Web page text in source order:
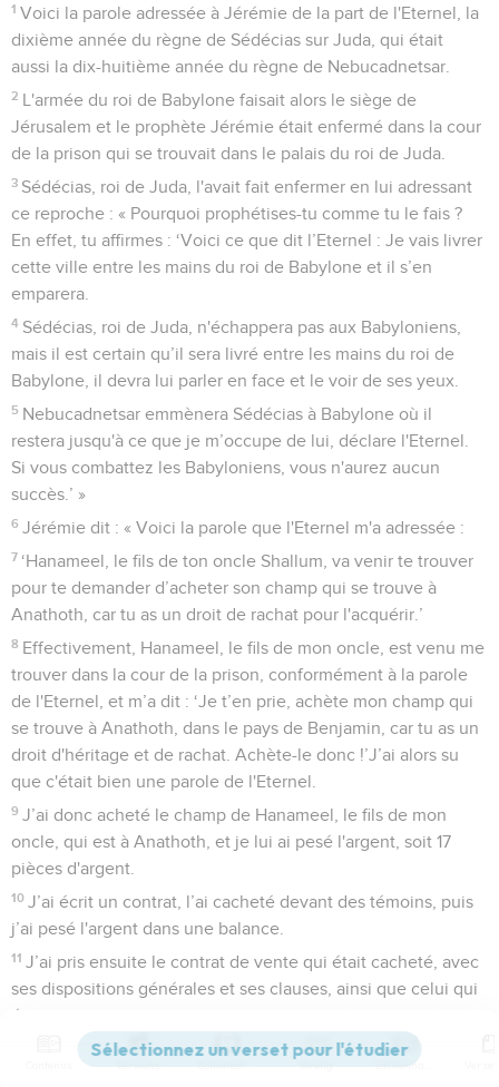
1 Voici la parole adressée à Jérémie de la part de l'Eternel, la
dixième année du règne de Sédécias sur Juda, qui était
aussi la dix-huitième année du règne de Nebucadnetsar.
2 L'armée du roi de Babylone faisait alors le siège de
Jérusalem et le prophète Jérémie était enfermé dans la cour
de la prison qui se trouvait dans le palais du roi de Juda.
3 Sédécias, roi de Juda, l'avait fait enfermer en lui adressant
ce reproche : « Pourquoi prophétises-tu comme tu le fais ?
En effet, tu affirmes : ‘Voici ce que dit l’Eternel : Je vais livrer
cette ville entre les mains du roi de Babylone et il s’en
emparera.
4 Sédécias, roi de Juda, n'échappera pas aux Babyloniens,
mais il est certain qu’il sera livré entre les mains du roi de
Babylone, il devra lui parler en face et le voir de ses yeux.
5 Nebucadnetsar emmènera Sédécias à Babylone où il
restera jusqu'à ce que je m’occupe de lui, déclare l'Eternel.
Si vous combattez les Babyloniens, vous n'aurez aucun
succès.’ »
6 Jérémie dit : « Voici la parole que l'Eternel m'a adressée :
7 ‘Hanameel, le fils de ton oncle Shallum, va venir te trouver
pour te demander d’acheter son champ qui se trouve à
Anathoth, car tu as un droit de rachat pour l'acquérir.’
8 Effectivement, Hanameel, le fils de mon oncle, est venu me
trouver dans la cour de la prison, conformément à la parole
de l'Eternel, et m’a dit : ‘Je t’en prie, achète mon champ qui
se trouve à Anathoth, dans le pays de Benjamin, car tu as un
droit d'héritage et de rachat. Achète-le donc !’J’ai alors su
que c'était bien une parole de l'Eternel.
9 J’ai donc acheté le champ de Hanameel, le fils de mon
oncle, qui est à Anathoth, et je lui ai pesé l'argent, soit 17
pièces d'argent.
10 J’ai écrit un contrat, l’ai cacheté devant des témoins, puis
j’ai pesé l'argent dans une balance.
11 J’ai pris ensuite le contrat de vente qui était cacheté, avec
ses dispositions générales et ses clauses, ainsi que celui qui
était ouvert.
J’ai remis le contrat de vente à Baruc, fils de Nérija et
Versions Commentaires Strong